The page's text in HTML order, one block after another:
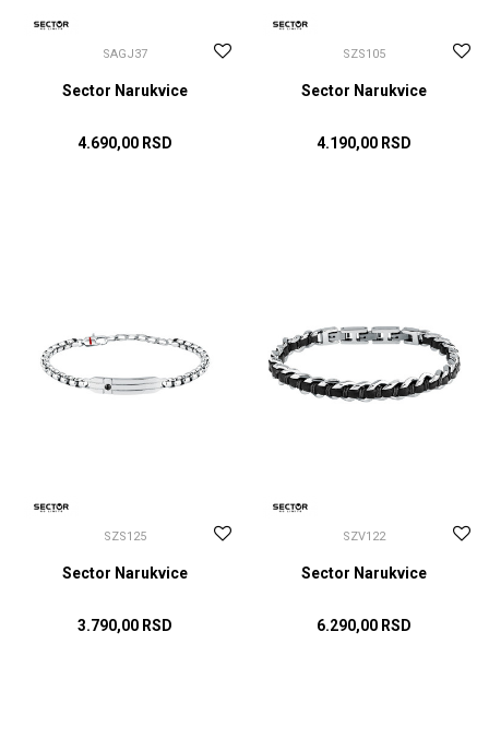
SAGJ37
Sector Narukvice
4.690,00 RSD
SZS105
Sector Narukvice
4.190,00 RSD
SZS125
Sector Narukvice
3.790,00 RSD
SZV122
Sector Narukvice
6.290,00 RSD